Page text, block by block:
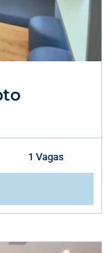
1 Vagas